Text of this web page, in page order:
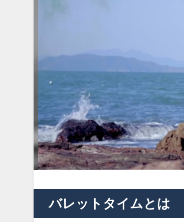
バレットタイムとは